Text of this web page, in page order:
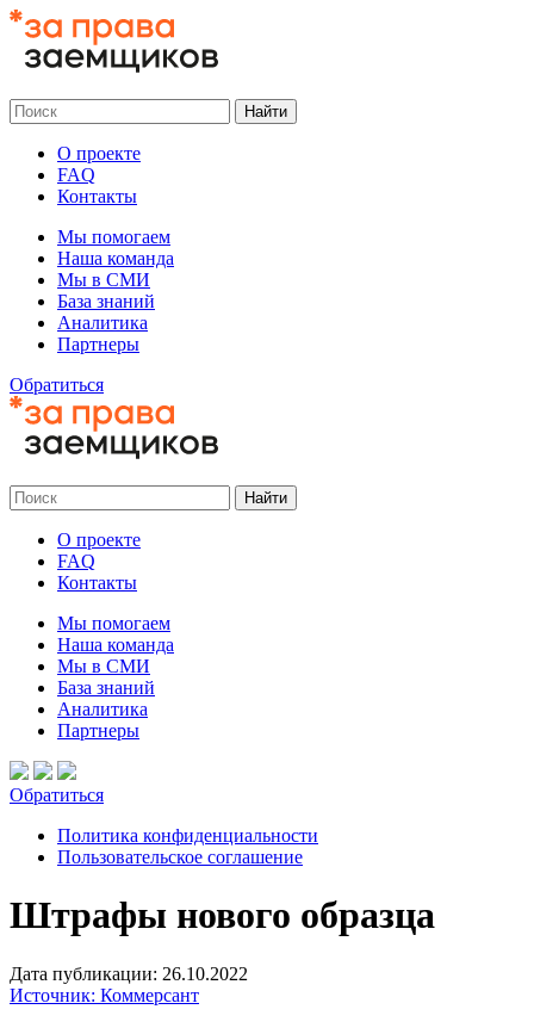
О проекте
FAQ
Контакты
Мы помогаем
Наша команда
Мы в СМИ
База знаний
Аналитика
Партнеры
Обратиться
О проекте
FAQ
Контакты
Мы помогаем
Наша команда
Мы в СМИ
База знаний
Аналитика
Партнеры
Обратиться
Политика конфиденциальности
Пользовательское соглашение
Штрафы нового образца
Дата публикации: 26.10.2022
Источник: Коммерсант